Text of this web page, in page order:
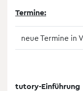
Termine:
neue Termine in
tutory-Einführung